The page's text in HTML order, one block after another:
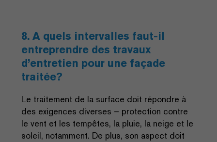
8. A quels intervalles faut-il
entreprendre des travaux
d’entretien pour une façade
traitée?
Le traitement de la surface doit répondre à
des exigences diverses – protection contre
le vent et les tempêtes, la pluie, la neige et le
soleil, notamment. De plus, son aspect doit